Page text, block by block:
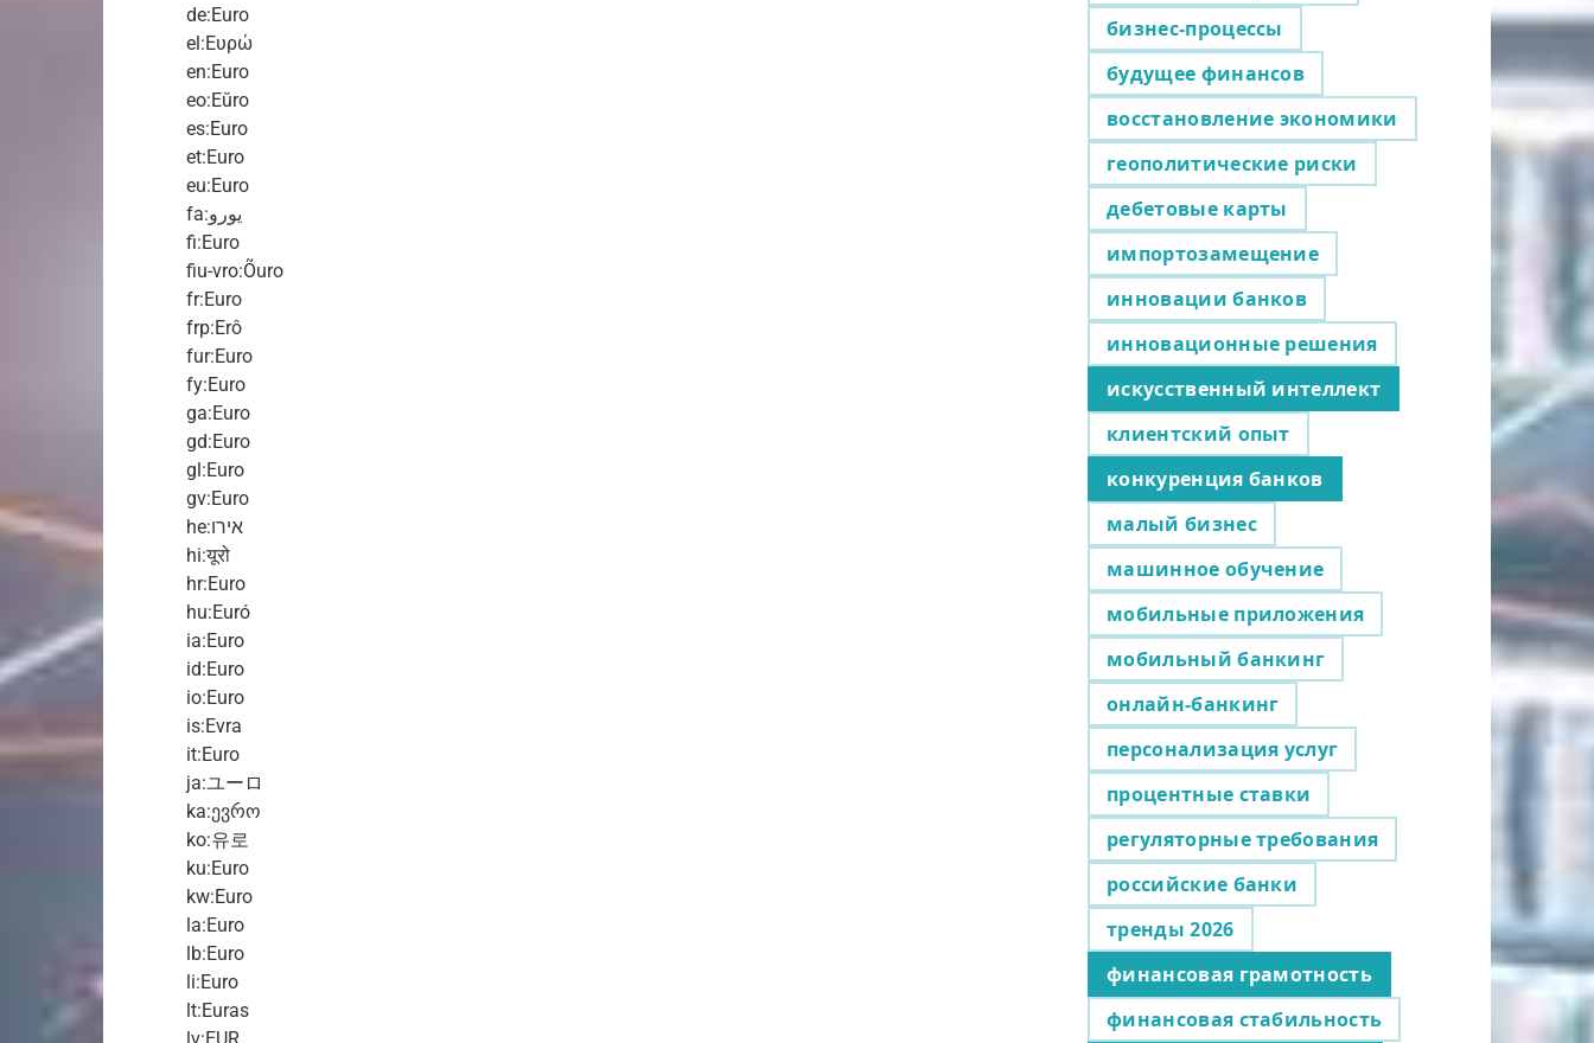
de:Euro
el:Ευρώ
en:Euro
eo:Eŭro
es:Euro
et:Euro
eu:Euro
fa:یورو
fi:Euro
fiu-vro:Õuro
fr:Euro
frp:Erô
fur:Euro
fy:Euro
ga:Euro
gd:Euro
gl:Euro
gv:Euro
he:אירו
hi:यूरो
hr:Euro
hu:Euró
ia:Euro
id:Euro
io:Euro
is:Evra
it:Euro
ja:ユーロ
ka:ევრო
ko:유로
ku:Euro
kw:Euro
la:Euro
lb:Euro
li:Euro
lt:Euras
бизнес-процессы
будущее финансов
восстановление экономики
геополитические риски
дебетовые карты
импортозамещение
инновации банков
инновационные решения
искусственный интеллект
клиентский опыт
конкуренция банков
малый бизнес
машинное обучение
мобильные приложения
мобильный банкинг
онлайн-банкинг
персонализация услуг
процентные ставки
регуляторные требования
российские банки
тренды 2026
финансовая грамотность
финансовая стабильность